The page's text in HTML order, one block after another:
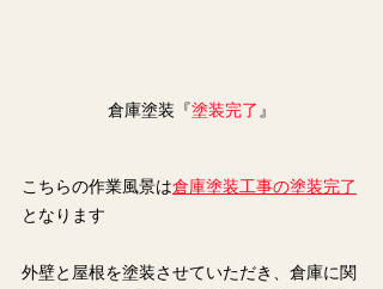
倉庫塗装『塗装完了 』
こちらの作業風景は倉庫塗装工事の塗装完了
となります
外壁と屋根を塗装させていただき、倉庫に関